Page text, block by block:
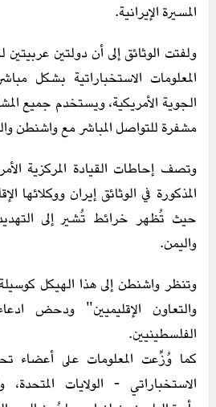
المسيرة الإيرانية.
ولفتت الوثائق إلى أن دولتين
المعلومات الاستخباراتية بشكل
الجوية الأمريكية، ويستخدم جميع
مشفرة للتواصل المباشر مع واشنطن
المذكورة في الوثائق إيران ووكلائها
حيث تُظهر خرائط تُشير إلى
واليمن.
وتنظر واشنطن إلى هذا الهيكل
والتعاون الإقليميين" ودحض
الفلسطينيين.
كما وُزِّعت المعلومات على أعضاء
الاستخباراتي - الولايات المتحدة،